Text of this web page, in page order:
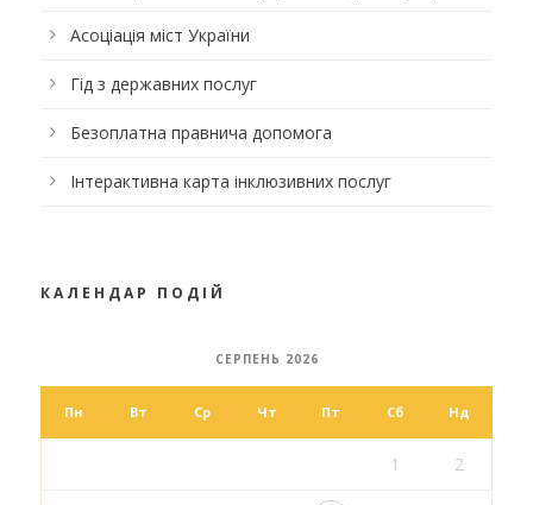
Асоціація міст України
Гід з державних послуг
Безоплатна правнича допомога
Інтерактивна карта інклюзивних послуг
КАЛЕНДАР ПОДІЙ
СЕРПЕНЬ 2026
Пн Вт Ср Чт Пт Сб Нд
1 2